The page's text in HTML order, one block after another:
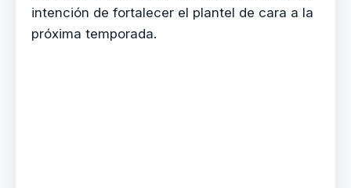
intención de fortalecer el plantel de cara a la
próxima temporada.